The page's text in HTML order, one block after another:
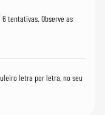
tentativas. Observe as
letra por letra, no seu